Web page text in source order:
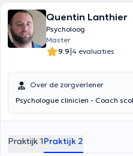
Quentin Lanthier
Psycholoog
Master
9.9|4 evaluaties
Over de zorgverlener
Psychologue clinicien - Coach
Praktijk 1Praktijk 2